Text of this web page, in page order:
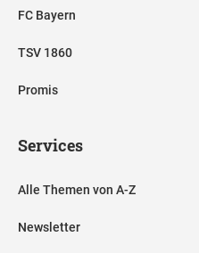
FC Bayern
TSV 1860
Promis
Services
Alle Themen von A-Z
Newsletter